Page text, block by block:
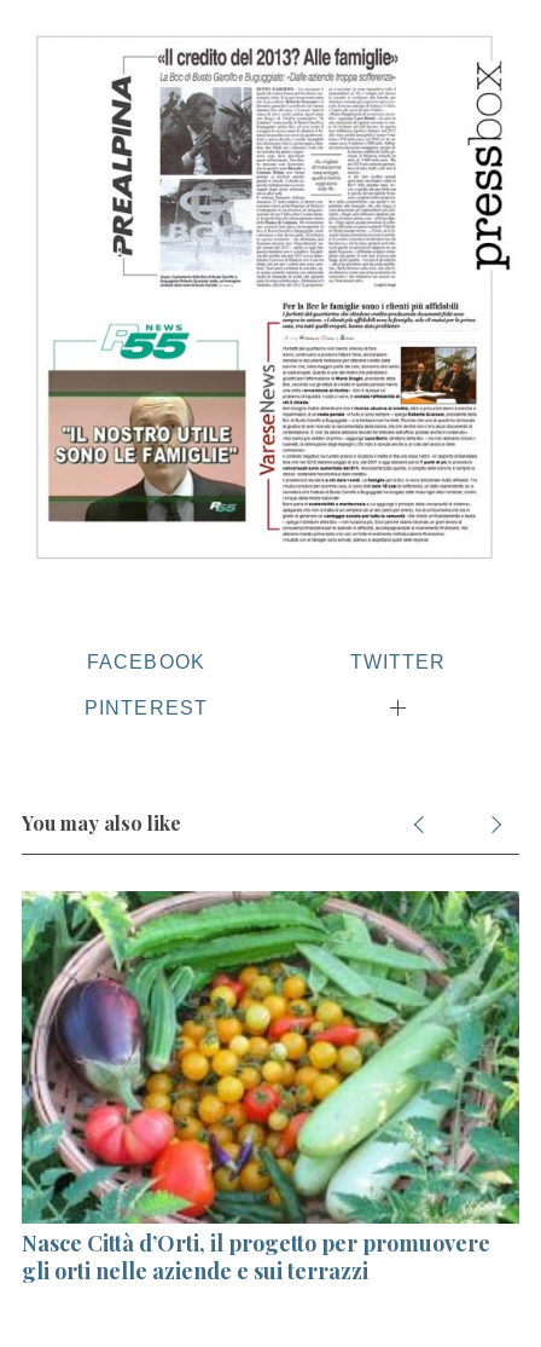
FACEBOOK TWITTER
PINTEREST
You may also like
Nasce Città d’Orti, il progetto per promuovere
gli orti nelle aziende e sui terrazzi